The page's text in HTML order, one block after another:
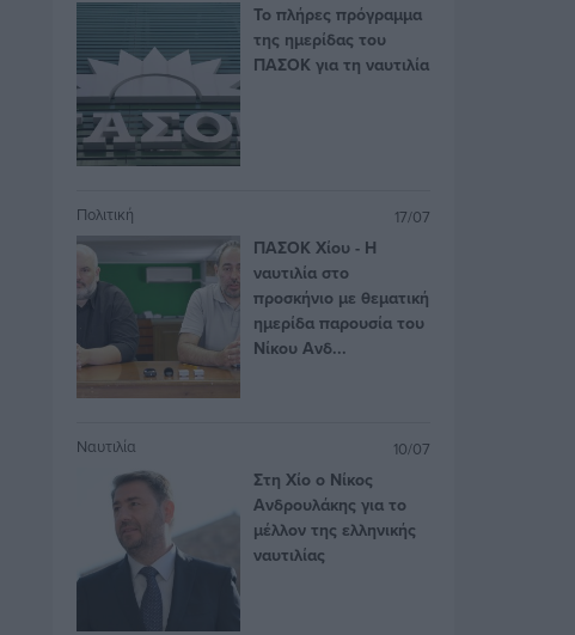
Το πλήρες πρόγραμμα
της ημερίδας του
ΠΑΣΟΚ για τη ναυτιλία
Πολιτική 17/07
ΠΑΣΟΚ Χίου - Η
ναυτιλία στο
προσκήνιο με θεματική
ημερίδα παρουσία του
Νίκου Ανδ...
Ναυτιλία 10/07
Στη Χίο ο Νίκος
Ανδρουλάκης για το
μέλλον της ελληνικής
ναυτιλίας